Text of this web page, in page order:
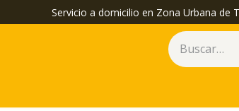
Servicio a domicilio en Zona Urbana de